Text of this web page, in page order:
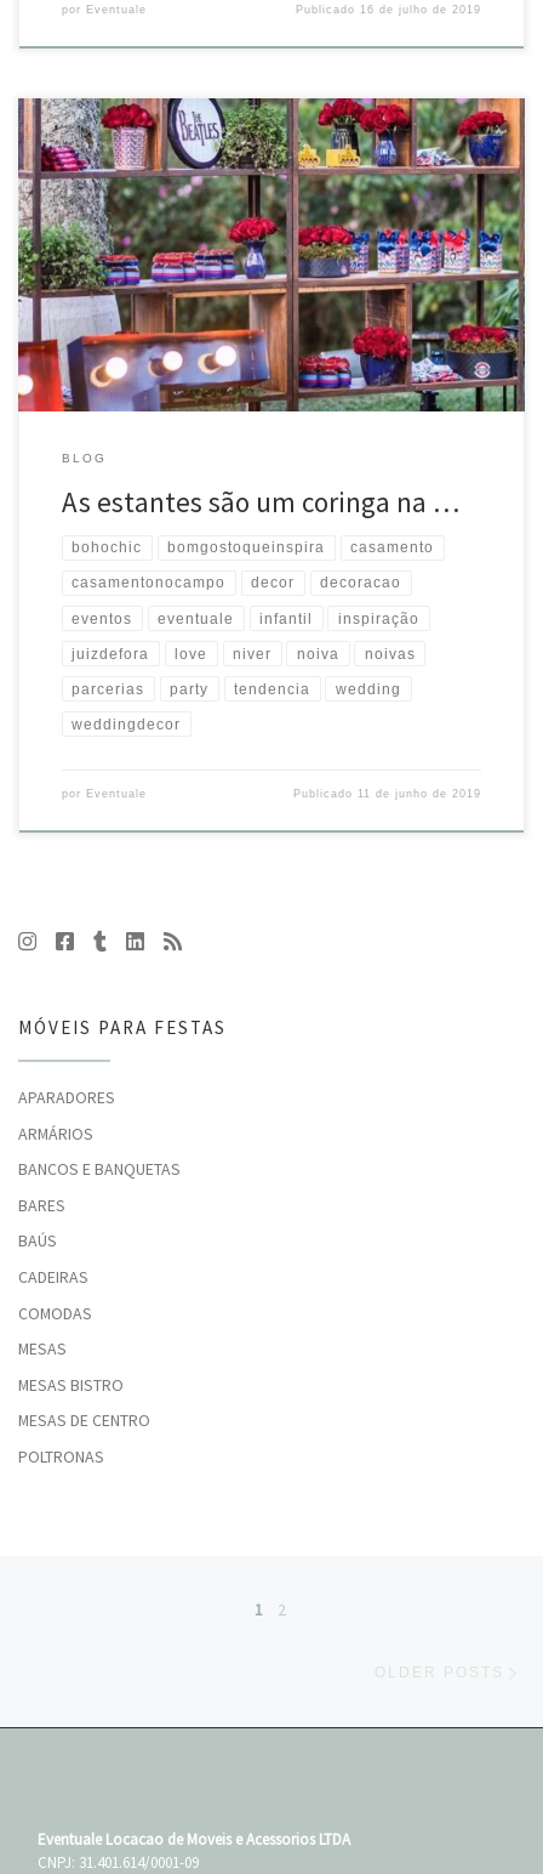
por Eventuale Publicado 16 de julho de 2019
As estantes são um coringa na decoração! Integram os ambientes,
enfeitam e ficam ótimas para guardar as lembrancinhas… Essa linda
aí fez parte do projeto mara de @espacodelacruz para uma festa
infantil! Ficou demais, né?
#tendencia #inspiração #parcerias
#decor #decoração #love #niver #infantil #bohochic
#bomgostoqueinspira #eventos #juizdefora #wedding #weddingdecor
[…]
BLOG
As estantes são um coringa na …
bohochic bomgostoqueinspira casamento
casamentonocampo decor decoracao
eventos eventuale infantil inspiração
juizdefora love niver noiva noivas
parcerias party tendencia wedding
weddingdecor
por Eventuale Publicado 11 de junho de 2019
MÓVEIS PARA FESTAS
APARADORES
ARMÁRIOS
BANCOS E BANQUETAS
BARES
BAÚS
CADEIRAS
COMODAS
MESAS
MESAS BISTRO
MESAS DE CENTRO
POLTRONAS
1 2
OLDER POSTS
Eventuale Locacao de Moveis e Acessorios LTDA
CNPJ: 31.401.614/0001-09